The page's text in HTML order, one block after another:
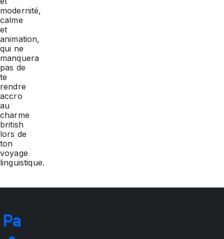
modernité,
calme
et
animation,
qui ne
manquera
pas de
te
rendre
accro
au
charme
british
lors de
ton
voyage
linguistique.
Pa